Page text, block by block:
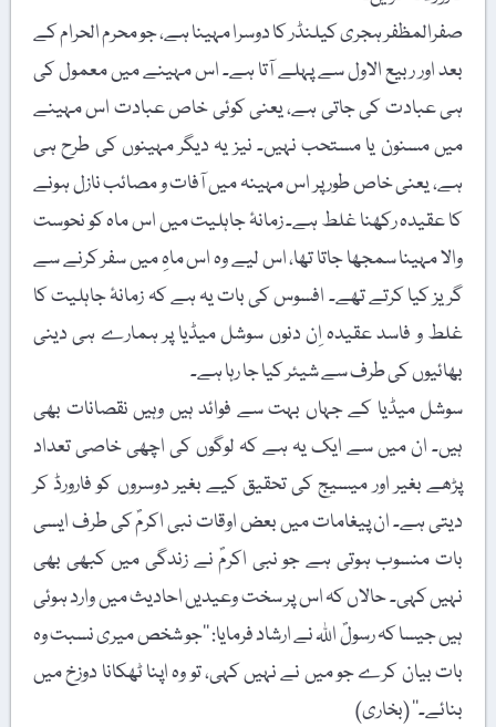
صفرالمظفر ہجری کیلنڈر کا دوسرا مہینا ہے، جو محرم الحرام کے
بعد اور ربیع الاول سے پہلے آتا ہے۔ اس مہینے میں معمول کی
ہی عبادت کی جاتی ہے، یعنی کوئی خاص عبادت اس مہینے
میں مسنون یا مستحب نہیں۔ نیز یہ دیگر مہینوں کی طرح ہی
ہے، یعنی خاص طور پر اس مہینہ میں آفات و مصائب نازل ہونے
کا عقیدہ رکھنا غلط ہے۔ زمانۂ جاہلیت میں اس ماہ کو نحوست
والا مہینا سمجھا جاتا تھا، اس لیے وہ اس ماہِ میں سفر کرنے سے
گریز کیا کرتے تھے۔ افسوس کی بات یہ ہے کہ زمانۂ جاہلیت کا
غلط و فاسد عقیدہ اِن دنوں سوشل میڈیا پر ہمارے ہی دینی
بھائیوں کی طرف سے شیئر کیا جا رہا ہے۔
سوشل میڈیا کے جہاں بہت سے فوائد ہیں وہیں نقصانات بھی
ہیں۔ ان میں سے ایک یہ ہے کہ لوگوں کی اچھی خاصی تعداد
پڑھے بغیر اور میسیج کی تحقیق کیے بغیر دوسروں کو فارورڈ کر
دیتی ہے۔ ان پیغامات میں بعض اوقات نبی اکرمؐ کی طرف ایسی
بات منسوب ہوتی ہے جو نبی اکرمؐ نے زندگی میں کبھی بھی
نہیں کہی۔ حالاں کہ اس پر سخت وعیدیں احادیث میں وارد ہوئی
ہیں جیسا کہ رسولؐ اللہ نے ارشاد فرمایا: ’’جو شخص میری نسبت وہ
بات بیان کرے جو میں نے نہیں کہی، تو وہ اپنا ٹھکانا دوزخ میں
بنائے۔‘‘ (بخاری)